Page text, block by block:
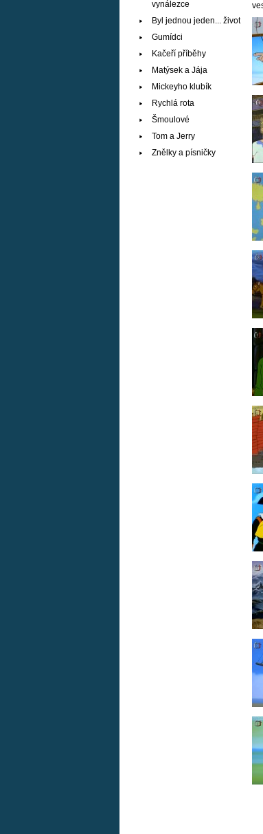
vynálezce
Byl jednou jeden... život
Gumídci
Kačeří příběhy
Matýsek a Jája
Mickeyho klubík
Rychlá rota
Šmoulové
Tom a Jerry
Znělky a písničky